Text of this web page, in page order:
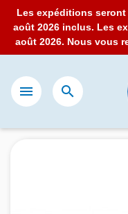
Les expéditions
août 2026 inclus. Les
août 2026. Nous vous
 